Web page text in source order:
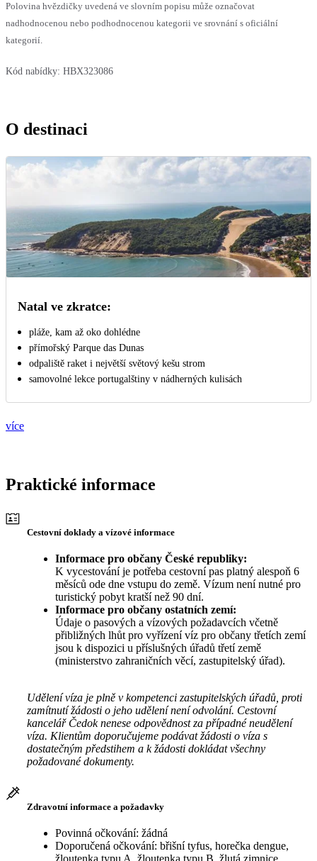
Polovina hvězdičky uvedená ve slovním popisu může označovat
nadhodnocenou nebo podhodnocenou kategorii ve srovnání s oficiální
kategorií.
Kód nabídky: HBX323086
O destinaci
Natal ve zkratce:
pláže, kam až oko dohlédne
přímořský Parque das Dunas
odpaliště raket i největší světový kešu strom
samovolné lekce portugalštiny v nádherných kulisách
více
Praktické informace
Cestovní doklady a vízové informace
Informace pro občany České republiky:
K vycestování je potřeba cestovní pas platný alespoň 6
měsíců ode dne vstupu do země. Vízum není nutné pro
turistický pobyt kratší než 90 dní.
Informace pro občany ostatních zemí:
Údaje o pasových a vízových požadavcích včetně
přibližných lhůt pro vyřízení víz pro občany třetích zemí
jsou k dispozici u příslušných úřadů třetí země
(ministerstvo zahraničních věcí, zastupitelský úřad).
Udělení víza je plně v kompetenci zastupitelských úřadů, proti
zamítnutí žádosti o jeho udělení není odvolání. Cestovní
kancelář Čedok nenese odpovědnost za případné neudělení
víza. Klientům doporučujeme podávat žádosti o víza s
dostatečným předstihem a k žádosti dokládat všechny
požadované dokumenty.
Zdravotní informace a požadavky
Povinná očkování: žádná
Doporučená očkování: břišní tyfus, horečka dengue,
žloutenka typu A, žloutenka typu B, žlutá zimnice